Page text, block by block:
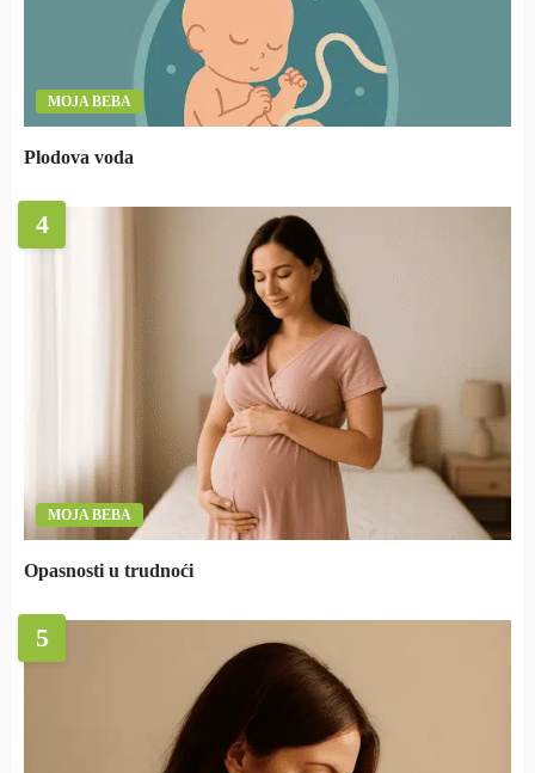
MOJA BEBA
Plodova voda
4
MOJA BEBA
Opasnosti u trudnoći
5